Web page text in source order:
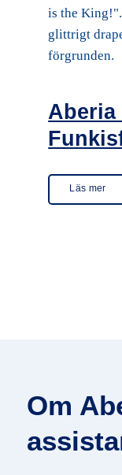
Aberia
Läs mer
Om